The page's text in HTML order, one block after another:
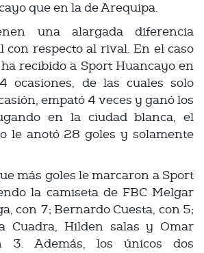
que en la de Arequipa.
una alargada diferencia
con respecto al rival. En el caso
recibido a Sport Huancayo en
ocasiones, de las cuales solo
empató 4 veces y ganó los
en la ciudad blanca, el
le anotó 28 goles y solamente
más goles le marcaron a Sport
la camiseta de FBC Melgar
con 7; Bernardo Cuesta, con 5;
Cuadra, Hilden salas y Omar
3. Además, los únicos dos